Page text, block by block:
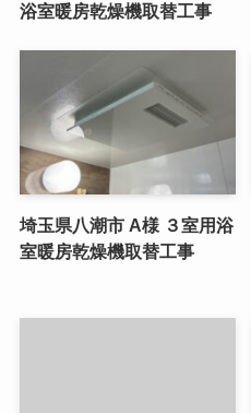
浴室暖房乾燥機取替工事
埼玉県八潮市 A様 ３室用浴
室暖房乾燥機取替工事